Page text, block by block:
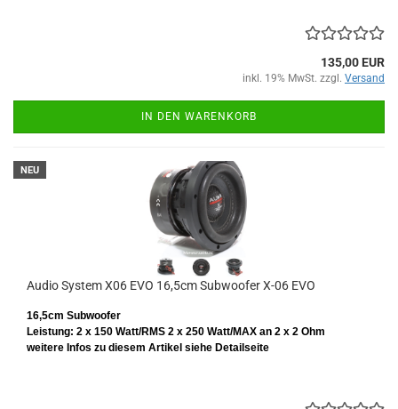
135,00 EUR
inkl. 19% MwSt. zzgl. Versand
IN DEN WARENKORB
NEU
Audio System X06 EVO 16,5cm Subwoofer X-06 EVO
16,5cm Subwoofer
Leistung: 2 x 150 Watt/RMS 2 x 250 Watt/MAX an 2 x 2 Ohm
weitere Infos zu diesem Artikel siehe Detailseite